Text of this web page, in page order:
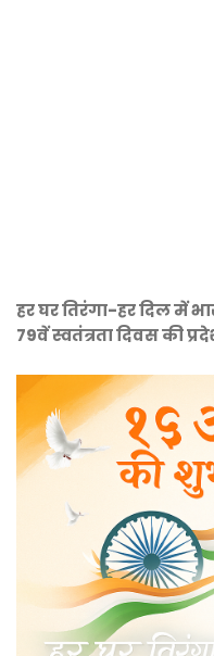
हर घर तिरंगा-हर दिल में
79वें स्वतंत्रता दिवस की